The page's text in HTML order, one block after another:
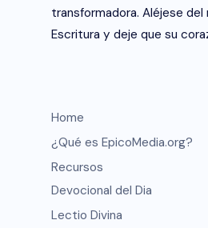
transformadora. Aléjese del
Escritura y deje que su
Home
¿Qué es EpicoMedia.org?
Recursos
Devocional del Dia
Lectio Divina